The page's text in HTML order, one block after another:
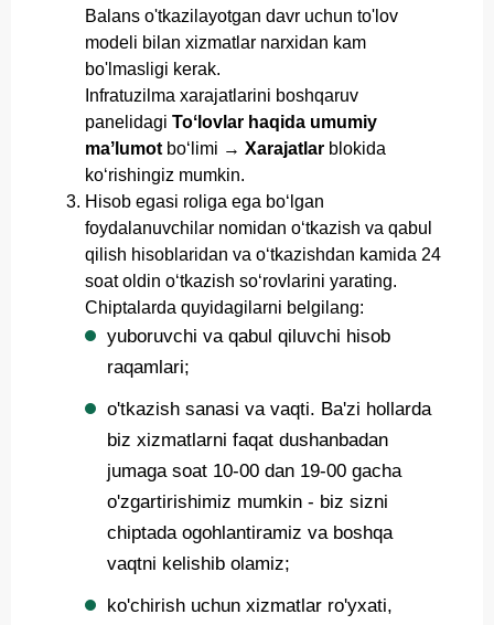
Balans o'tkazilayotgan davr uchun to'lov
modeli bilan xizmatlar narxidan kam
bo'lmasligi kerak.
Infratuzilma xarajatlarini boshqaruv
panelidagi Toʻlovlar haqida umumiy
maʼlumot boʻlimi → Xarajatlar blokida
koʻrishingiz mumkin.
Hisob egasi roliga ega bo‘lgan
foydalanuvchilar nomidan o‘tkazish va qabul
qilish hisoblaridan va o‘tkazishdan kamida 24
soat oldin o‘tkazish so‘rovlarini yarating.
Chiptalarda quyidagilarni belgilang:
yuboruvchi va qabul qiluvchi hisob
raqamlari;
o'tkazish sanasi va vaqti. Ba'zi hollarda
biz xizmatlarni faqat dushanbadan
jumaga soat 10-00 dan 19-00 gacha
o'zgartirishimiz mumkin - biz sizni
chiptada ogohlantiramiz va boshqa
vaqtni kelishib olamiz;
ko'chirish uchun xizmatlar ro'yxati,